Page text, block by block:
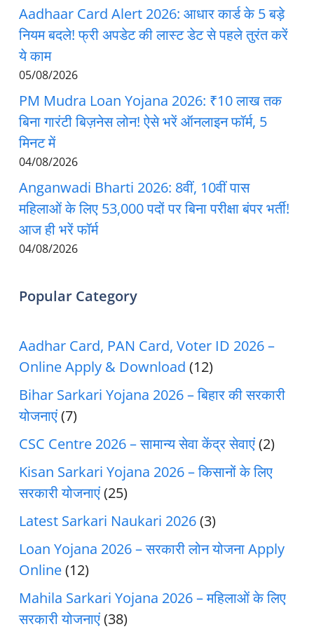
Aadhaar Card Alert 2026: आधार कार्ड के 5 बड़े
नियम बदले! फ्री अपडेट की लास्ट डेट से पहले तुरंत करें
ये काम
05/08/2026
PM Mudra Loan Yojana 2026: ₹10 लाख तक
बिना गारंटी बिज़नेस लोन! ऐसे भरें ऑनलाइन फॉर्म, 5
मिनट में
04/08/2026
Anganwadi Bharti 2026: 8वीं, 10वीं पास
महिलाओं के लिए 53,000 पदों पर बिना परीक्षा बंपर भर्ती!
आज ही भरें फॉर्म
04/08/2026
Popular Category
Aadhar Card, PAN Card, Voter ID 2026 –
Online Apply & Download (12)
Bihar Sarkari Yojana 2026 – बिहार की सरकारी
योजनाएं(7)
CSC Centre 2026 – सामान्य सेवा केंद्र सेवाएं(2)
Kisan Sarkari Yojana 2026 – किसानों के लिए
सरकारी योजनाएं(25)
Latest Sarkari Naukari 2026(3)
Loan Yojana 2026 – सरकारी लोन योजना Apply
Online(12)
Mahila Sarkari Yojana 2026 – महिलाओं के लिए
सरकारी योजनाएं(38)